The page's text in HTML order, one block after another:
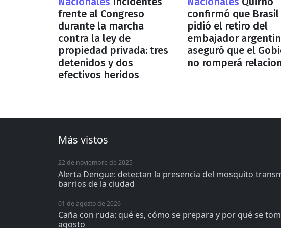
frente al Congreso
durante la marcha
contra la ley de
propiedad privada: tres
detenidos y dos
efectivos heridos
confirmó que Brasil
pidió el retiro del
embajador
aseguró que el
no romperá
Más vistos
22 de noviembre de 2025
Alerta Dengue: detectan la presencia del mosquito
barrios de la ciudad
01 de agosto de 2026
Caña con ruda: qué es, cómo se prepara y por qué se
agosto